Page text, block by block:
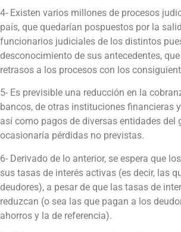
4- Existen varios millones de procesos
país, que quedarían pospuestos por la
funcionarios judiciales de los distintos
desconocimiento de sus antecedentes,
retrasos a los procesos con los
5- Es previsible una reducción en la
bancos, de otras instituciones financieras
así como pagos de diversas entidades del
ocasionaría pérdidas no previstas.
6- Derivado de lo anterior, se espera que
sus tasas de interés activas (es decir, las
deudores), a pesar de que las tasas de
reduzcan (o sea las que pagan a los
ahorros y la de referencia).